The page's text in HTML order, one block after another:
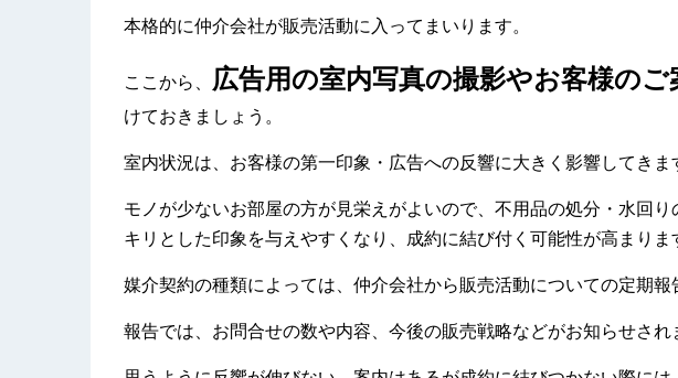
本格的に仲介会社が販売活動に入ってまいります。
ここから、 広告用の室内写真の撮影やお客様のご
けておきましょう。
室内状況は、お客様の第一印象・広告への反響に大きく影響してきま
モノが少ないお部屋の方が見栄えがよいので、不用品の処分・水回
キリとした印象を与えやすくなり、成約に結び付く可能性が高まりま
媒介契約の種類によっては、仲介会社から販売活動についての定期報
報告では、お問合せの数や内容、今後の販売戦略などがお知らせされ